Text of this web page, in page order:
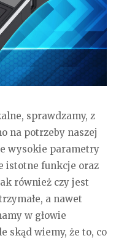
sprawdzamy, z
na potrzeby naszej
wysokie parametry
istotne funkcje oraz
również czy jest
a nawet
w głowie
skąd wiemy, że to, co